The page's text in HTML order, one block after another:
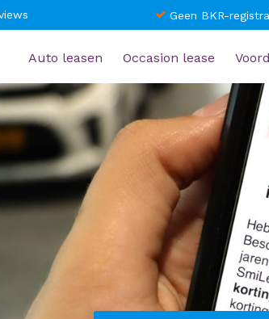
Geen BKR-
Auto leasen Occasion lease